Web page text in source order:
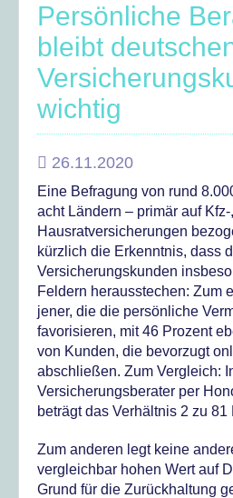
Persönliche
bleibt
wichtig
26.11.2020
Eine Befragung von rund
acht Ländern – primär auf
Hausratversicherungen
kürzlich die Erkenntnis, dass
Versicherungskunden
Feldern herausstechen: Zum
jener, die die persönliche
favorisieren, mit 46 Prozent
von Kunden, die bevorzugt
abschließen. Zum Vergleich:
Versicherungsberater per
beträgt das Verhältnis 2 zu 81
Zum anderen legt keine
vergleichbar hohen Wert auf
Grund für die Zurückhaltung